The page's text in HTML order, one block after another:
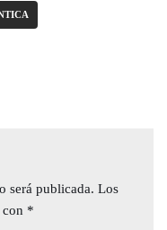
será publicada. Los
*